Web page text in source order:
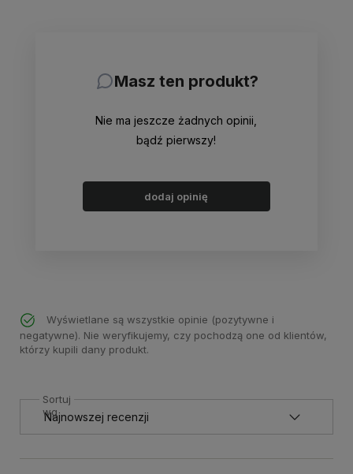
Masz ten produkt?
Nie ma jeszcze żadnych opinii,
bądź pierwszy!
dodaj opinię
Wyświetlane są wszystkie opinie (pozytywne i
negatywne). Nie weryfikujemy, czy pochodzą one od klientów,
którzy kupili dany produkt.
Sortuj
wg